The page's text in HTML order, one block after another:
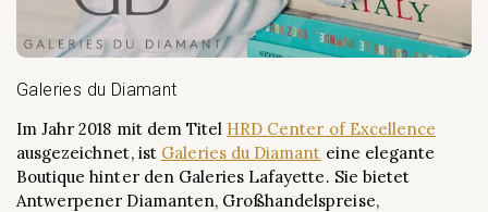
Galeries du Diamant
Im Jahr 2018 mit dem Titel HRD Center of Excellence
ausgezeichnet, ist Galeries du Diamant eine elegante
Boutique hinter den Galeries Lafayette. Sie bietet
Antwerpener Diamanten, Großhandelspreise,